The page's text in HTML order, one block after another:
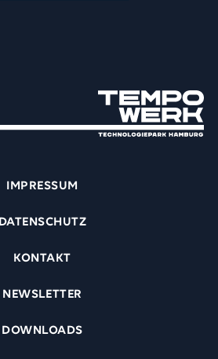
IMPRESSUM
DATENSCHUTZ
KONTAKT
NEWSLETTER
DOWNLOADS